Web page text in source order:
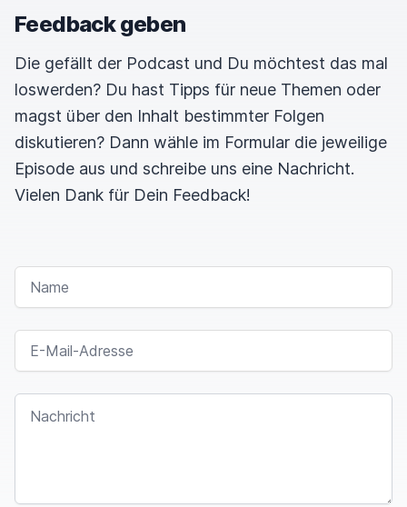
Feedback geben
Die gefällt der Podcast und Du möchtest das mal
loswerden? Du hast Tipps für neue Themen oder
magst über den Inhalt bestimmter Folgen
diskutieren? Dann wähle im Formular die jeweilige
Episode aus und schreibe uns eine Nachricht.
Vielen Dank für Dein Feedback!
NAME
E-MAIL-ADRESSE
NACHRICHT